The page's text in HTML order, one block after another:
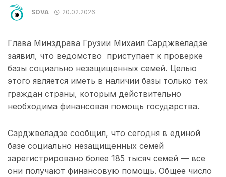
SOVA 20.02.2026
Глава Минздрава Грузии Михаил Сарджвеладзе
заявил, что ведомство приступает к проверке
базы социально незащищенных семей. Целью
этого является иметь в наличии базы только тех
граждан страны, которым действительно
необходима финансовая помощь государства.
Сарджвеладзе сообщил, что сегодня в единой
базе социально незащищенных семей
зарегистрировано более 185 тысяч семей — все
они получают финансовую помощь. Общее число